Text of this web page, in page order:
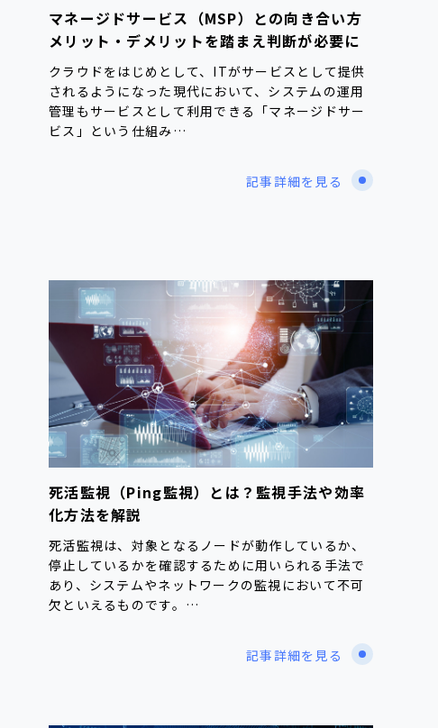
マネージドサービス（MSP）との向き合い方
メリット・デメリットを踏まえ判断が必要に
クラウドをはじめとして、ITがサービスとして提供
されるようになった現代において、システムの運用
管理もサービスとして利用できる「マネージドサー
ビス」という仕組み…
記事詳細を見る
死活監視（Ping監視）とは？監視手法や効率
化方法を解説
死活監視は、対象となるノードが動作しているか、
停止しているかを確認するために用いられる手法で
あり、システムやネットワークの監視において不可
欠といえるものです。…
記事詳細を見る